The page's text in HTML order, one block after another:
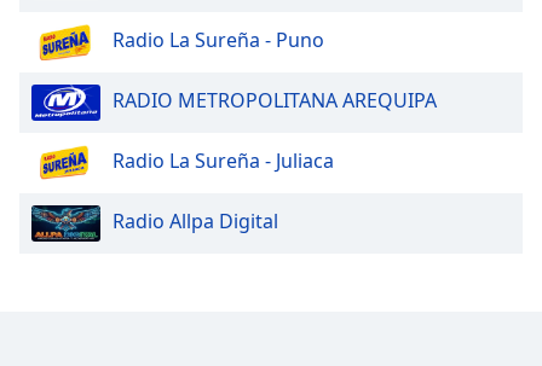
Radio La Sureña - Puno
RADIO METROPOLITANA AREQUIPA
Radio La Sureña - Juliaca
Radio Allpa Digital